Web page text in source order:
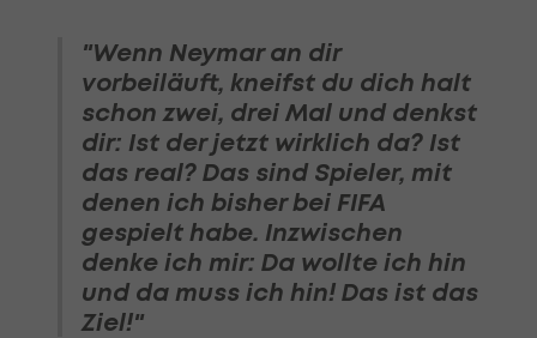
"Wenn Neymar an dir
vorbeiläuft, kneifst du dich halt
schon zwei, drei Mal und denkst
dir: Ist der jetzt wirklich da? Ist
das real? Das sind Spieler, mit
denen ich bisher bei FIFA
gespielt habe. Inzwischen
denke ich mir: Da wollte ich hin
und da muss ich hin! Das ist das
Ziel!"